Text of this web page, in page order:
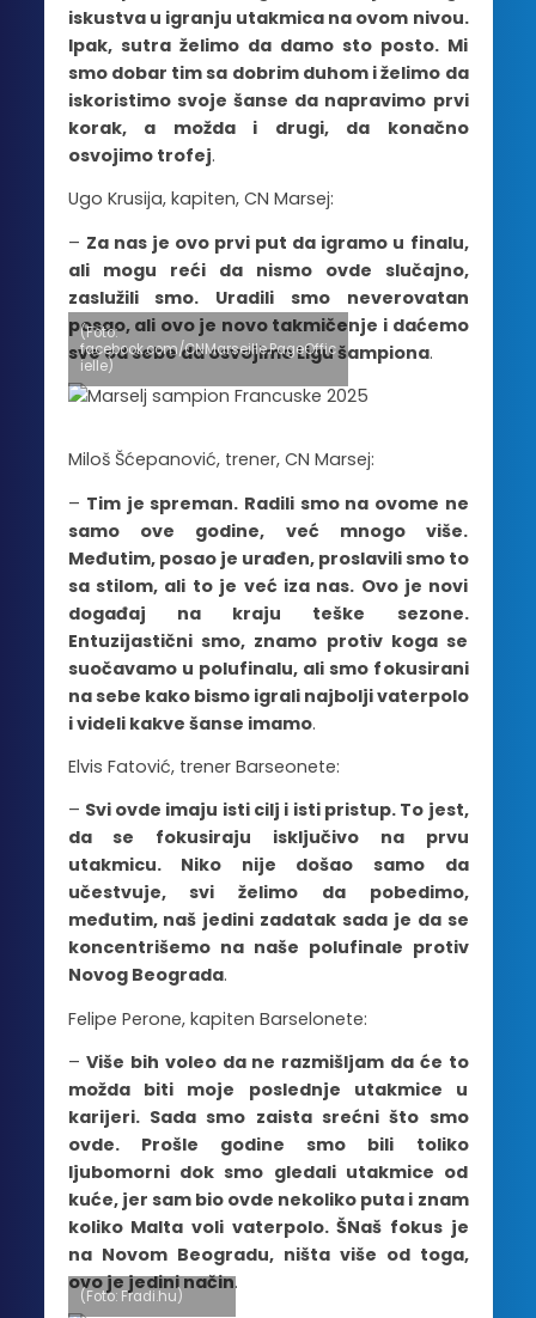
iskustva u igranju utakmica na ovom nivou.
Ipak, sutra želimo da damo sto posto. Mi
smo dobar tim sa dobrim duhom i želimo da
iskoristimo svoje šanse da napravimo prvi
korak, a možda i drugi, da konačno
osvojimo trofej.
Ugo Krusija, kapiten, CN Marsej:
– Za nas je ovo prvi put da igramo u finalu,
ali mogu reći da nismo ovde slučajno,
zaslužili smo. Uradili smo neverovatan
posao, ali ovo je novo takmičenje i daćemo
sve od sebe da osvojimo Ligu šampiona.
(Foto:
facebook.com/CNMarseille.PageOffic
ielle)
Miloš Šćepanović, trener, CN Marsej:
– Tim je spreman. Radili smo na ovome ne
samo ove godine, već mnogo više.
Međutim, posao je urađen, proslavili smo to
sa stilom, ali to je već iza nas. Ovo je novi
događaj na kraju teške sezone.
Entuzijastični smo, znamo protiv koga se
suočavamo u polufinalu, ali smo fokusirani
na sebe kako bismo igrali najbolji vaterpolo
i videli kakve šanse imamo.
Elvis Fatović, trener Barseonete:
– Svi ovde imaju isti cilj i isti pristup. To jest,
da se fokusiraju isključivo na prvu
utakmicu. Niko nije došao samo da
učestvuje, svi želimo da pobedimo,
međutim, naš jedini zadatak sada je da se
koncentrišemo na naše polufinale protiv
Novog Beograda.
Felipe Perone, kapiten Barselonete:
–Više bih voleo da ne razmišljam da će to
možda biti moje poslednje utakmice u
karijeri. Sada smo zaista srećni što smo
ovde. Prošle godine smo bili toliko
ljubomorni dok smo gledali utakmice od
kuće, jer sam bio ovde nekoliko puta i znam
koliko Malta voli vaterpolo. ŠNaš fokus je
na Novom Beogradu, ništa više od toga,
ovo je jedini način.
(Foto: Fradi.hu)